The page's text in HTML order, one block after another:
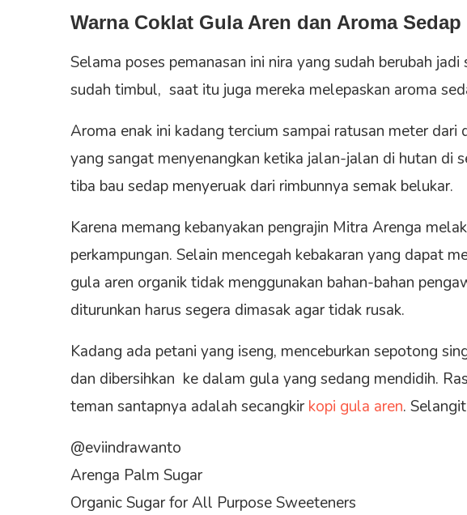
Warna Coklat Gula Aren dan Aroma Sedap
Selama poses pemanasan ini nira yang sudah berubah
sudah timbul, saat itu juga mereka melepaskan aroma
Aroma enak ini kadang tercium sampai ratusan meter dari
yang sangat menyenangkan ketika jalan-jalan di hutan di
tiba bau sedap menyeruak dari rimbunnya semak belukar.
Karena memang kebanyakan pengrajin Mitra Arenga
perkampungan. Selain mencegah kebakaran yang dapat
gula aren organik tidak menggunakan bahan-bahan
diturunkan harus segera dimasak agar tidak rusak.
Kadang ada petani yang iseng, menceburkan sepotong
dan dibersihkan ke dalam gula yang sedang mendidih.
teman santapnya adalah secangkirkopi gula aren.
@eviindrawanto
Arenga Palm Sugar
Organic Sugar for All Purpose Sweeteners